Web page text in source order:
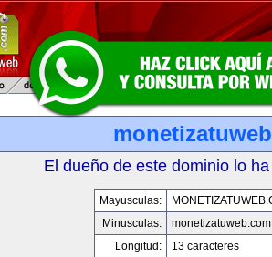
El dueño de este dominio lo
Mayusculas:
Minusculas:
monetizatuweb.com
Longitud:
13 caracteres